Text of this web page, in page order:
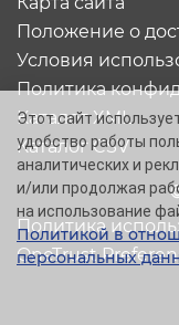
Положение о
Условия
Политика
Каталог XML
Каталог CSV
Политика
OneTrust
Этот сайт
удобство работы
аналитических и
и/или продолжая
на использование
Политикой в
персональных